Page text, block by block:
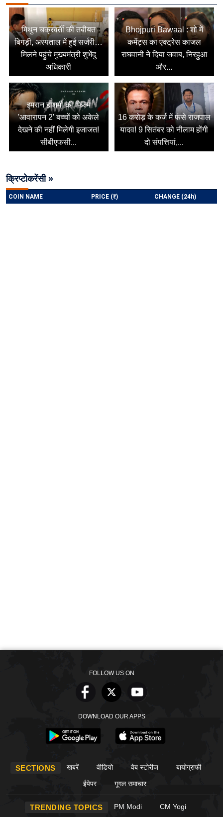
मिथुन चक्रवर्ती की तबीयत
बिगड़ी, अस्पताल में हुई सर्जरी…
मिलने पहुंचे मुख्यमंत्री शुभेंदु
अधिकारी
Bhojpuri Bawaal : शो में
कमेंट्स का एक्ट्रेस काजल
राघवानी ने दिया जवाब, निरहुआ
और...
इमरान हाशमी की फिल्म
'आवारापन 2' बच्चों को अकेले
देखने की नहीं मिलेगी इजाजत!
सीबीएफसी...
16 करोड़ के कर्ज में फंसे राजपाल
यादव! 9 सितंबर को नीलाम होंगी
दो संपत्तियां,...
क्रिप्टोकरेंसी »
FOLLOW US ON
DOWNLOAD OUR APPS
SECTIONS खबरें वीडियो वेब स्टोरीज बायोग्राफी
ईपेपर गूगल समाचार
TRENDING TOPICS PM Modi CM Yogi